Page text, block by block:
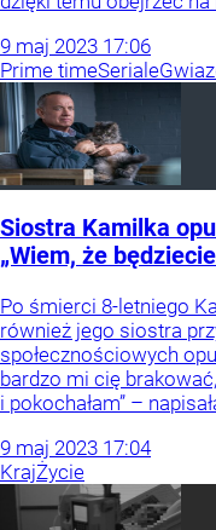
9 maj 2023 17:06
Prime timeSeriale
Siostra Kamilka
„Wiem, że
Po śmierci 8-letniego
również jego siostra
społecznościowych
bardzo mi cię
i pokochałam” –
9 maj 2023 17:04
KrajŻycie